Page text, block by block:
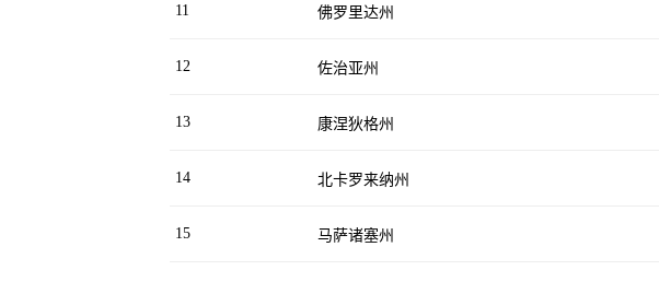
11 佛罗里达州
12 佐治亚州
13 康涅狄格州
14 北卡罗来纳州
15 马萨诸塞州